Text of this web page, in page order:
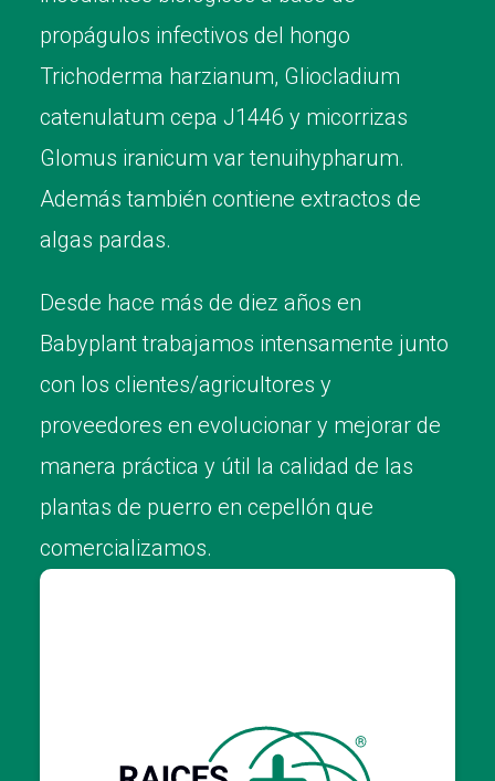
propágulos infectivos del hongo
Trichoderma harzianum, Gliocladium
catenulatum cepa J1446 y micorrizas
Glomus iranicum var tenuihypharum.
Además también contiene extractos de
algas pardas.
Desde hace más de diez años en
Babyplant trabajamos intensamente junto
con los clientes/agricultores y
proveedores en evolucionar y mejorar de
manera práctica y útil la calidad de las
plantas de puerro en cepellón que
comercializamos.